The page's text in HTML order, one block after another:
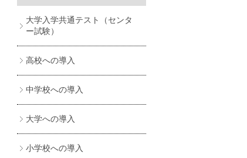
大学入学共通テスト（センタ
ー試験）
高校への導入
中学校への導入
大学への導入
小学校への導入